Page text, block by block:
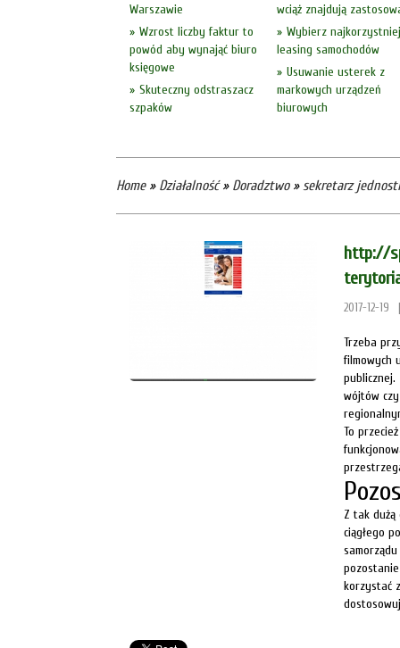
wciąż znajdują
Warszawie
Wybierz
leasing samochodów
Wzrost liczby faktur to
powód aby wynająć biuro
księgowe
Usuwanie usterek z
markowych urządzeń
biurowych
Skuteczny odstraszacz
szpaków
Home» Działalność» Doradztwo» sekretarz
http://
2017-12-19
Trzeba
filmowych
wójtów
To
Z tak
ciągłego
korzystać